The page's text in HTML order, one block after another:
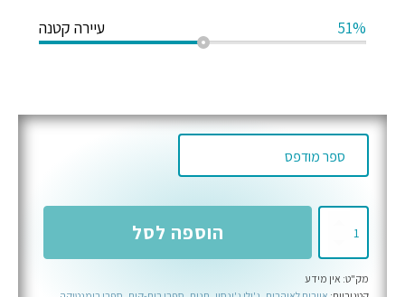
עיירה קטנה 51%
למזל
הוספה לסל
מק"ט: אין מידע